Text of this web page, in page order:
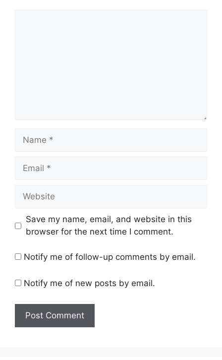
Name
Email
Website
Save my name, email, and website in this
browser for the next time I comment.
Notify me of follow-up comments by email.
Notify me of new posts by email.